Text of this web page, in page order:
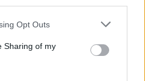
Opt Outs
Sharing of my
Birštone Valerijų
D.Pulauskas ir
ansamblyje. Džiazo
epopėja trunka iki